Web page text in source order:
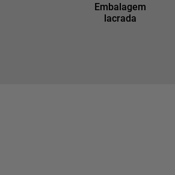
Embalagem
lacrada